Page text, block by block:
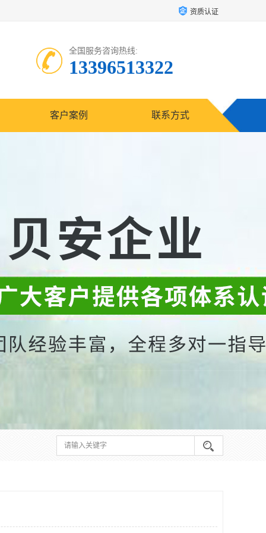
资质认证
全国服务咨询热线:
13396513322
客户案例 联系方式